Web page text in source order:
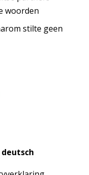
woorden
stilte geen